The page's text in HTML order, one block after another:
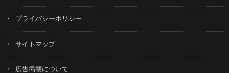
プライバシーポリシー
サイトマップ
広告掲載について